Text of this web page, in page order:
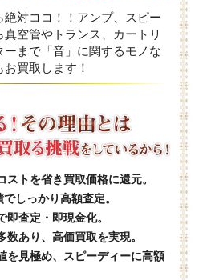
絶対ココ！！アンプ、スピー
空管やトランス、カートリ
ーまで「音」に関するモノな
お買取します！
ストを省き買取価格に還元。
しっかり高額査定。
査定・即現金化。
あり、高価買取を実現。
を見極め、スピーディーに高額